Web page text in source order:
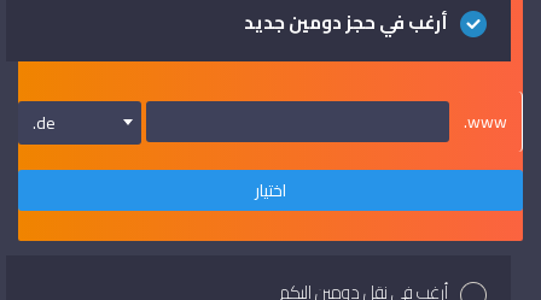
أرغب في حجز دومين جديد
www.
.de
اختيار
أرغب في نقل دومين إليكم